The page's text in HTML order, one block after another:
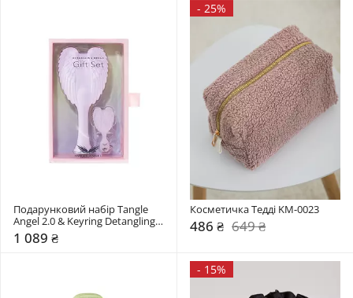
Подарунковий набір Tangle
Angel 2.0 & Keyring Detangling
Gift Set
1 089 ₴
- 25%
Косметичка Тедді KM-0023
486 ₴ 649 ₴
- 15%